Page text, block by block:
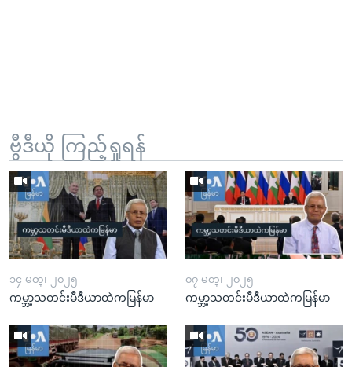
ဗွီဒီယို ကြည့်ရှုရန်
၁၄ မတ္၊ ၂၀၂၅
ကမ္ဘာ့သတင်းမီဒီယာထဲကမြန်မာ
၀၇ မတ္၊ ၂၀၂၅
ကမ္ဘာ့သတင်းမီဒီယာထဲကမြန်မာ